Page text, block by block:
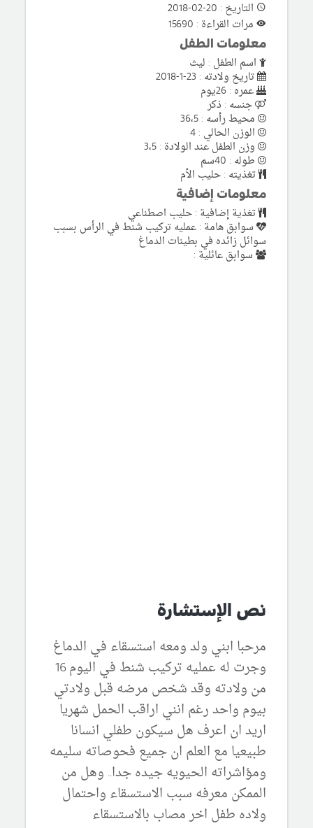
التاريخ : 20-02-2018
مرات القراءة : 15690
معلومات الطفل
اسم الطفل : ليث
تاريخ ولادته : 23-1-2018
عمره : 26يوم
جنسه : ذكر
محيط رأسه : 36،5
الوزن الحالي : 4
وزن الطفل عند الولادة : 3،5
طوله : 40سم
تغذيته : حليب الأم
معلومات إضافية
تغذية إضافية : حليب اصطناعي
سوابق هامة : عمليه تركيب شنط في الرأس بسبب
سوائل زائده في بطينات الدماغ
سوابق عائلية :
نص الإستشارة
مرحبا ابني ولد ومعه استسقاء في الدماغ
وجرت له عمليه تركيب شنط في اليوم 16
من ولادته وقد شخص مرضه قبل ولادتي
بيوم واحد رغم انني اراقب الحمل شهريا
اريد ان اعرف هل سيكون طفلي انسانا
طبيعيا مع العلم ان جميع فحوصاته سليمه
ومؤاشراته الحيويه جيده جدا.. وهل من
الممكن معرفه سبب الاستسقاء واحتمال
ولاده طفل اخر مصاب بالاستسقاء